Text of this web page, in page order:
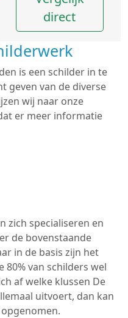
direct
is een schilder in te
geven van de diverse
wij naar onze
er meer informatie
zich specialiseren en
de bovenstaande
in de basis zijn het
80% van schilders wel
af welke klussen De
uitvoert, dan kan